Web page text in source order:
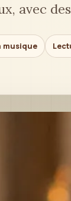
avec
musique